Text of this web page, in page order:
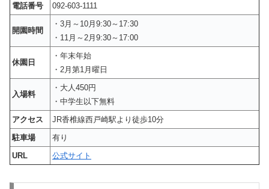
電話番号
092-603-1111
開園時間
・3月～10月9:30～17:30
・11月～2月9:30～17:00
休園日
・年末年始
・2月第1月曜日
入場料
・大人450円
・中学生以下無料
アクセス
JR香椎線西戸崎駅より徒歩10分
駐車場
有り
URL
公式サイト